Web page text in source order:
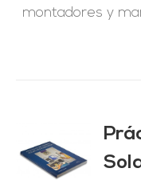
montadores y